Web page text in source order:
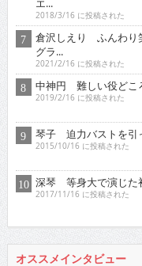
2018/3/16 に投稿された
倉沢しえり ふんわり
グラ...
2021/2/16 に投稿された
中神円 難しい役どこ
2019/2/16 に投稿された
琴子 迫力バストを引
2015/10/16 に投稿された
深琴 等身大で演じた
2017/11/16 に投稿された
オススメインタビュー